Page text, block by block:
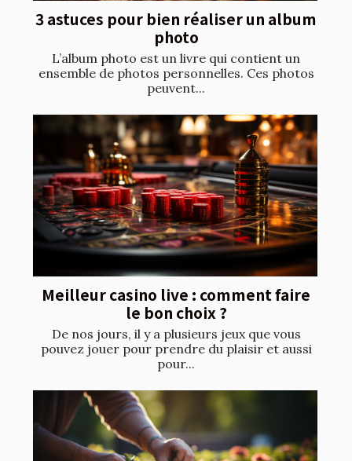
3 astuces pour bien réaliser un album
photo
L’album photo est un livre qui contient un
ensemble de photos personnelles. Ces photos
peuvent...
Meilleur casino live : comment faire
le bon choix ?
De nos jours, il y a plusieurs jeux que vous
pouvez jouer pour prendre du plaisir et aussi
pour...